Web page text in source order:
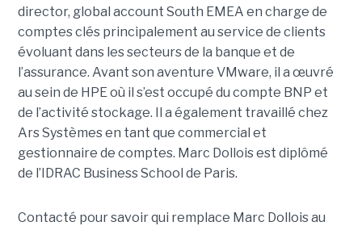
director, global account South EMEA en charge de
comptes clés principalement au service de clients
évoluant dans les secteurs de la banque et de
l’assurance. Avant son aventure VMware, il a œuvré
au sein de HPE où il s’est occupé du compte BNP et
de l’activité stockage. Il a également travaillé chez
Ars Systèmes en tant que commercial et
gestionnaire de comptes. Marc Dollois est diplômé
de l’IDRAC Business School de Paris.
Contacté pour savoir qui remplace Marc Dollois au